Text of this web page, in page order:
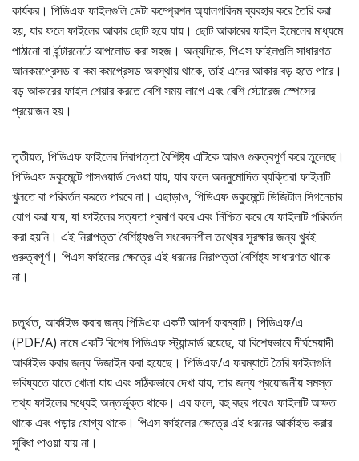
কার্যকর। পিডিএফ ফাইলগুলি ডেটা কম্প্রেশন অ্যালগরিদম ব্যবহার করে তৈরি করা
হয়, যার ফলে ফাইলের আকার ছোট হয়ে যায়। ছোট আকারের ফাইল ইমেলের মাধ্যমে
পাঠানো বা ইন্টারনেটে আপলোড করা সহজ। অন্যদিকে, পিএস ফাইলগুলি সাধারণত
আনকমপ্রেসড বা কম কমপ্রেসড অবস্থায় থাকে, তাই এদের আকার বড় হতে পারে।
বড় আকারের ফাইল শেয়ার করতে বেশি সময় লাগে এবং বেশি স্টোরেজ স্পেসের
প্রয়োজন হয়।
তৃতীয়ত, পিডিএফ ফাইলের নিরাপত্তা বৈশিষ্ট্য এটিকে আরও গুরুত্বপূর্ণ করে তুলেছে।
পিডিএফ ডকুমেন্টে পাসওয়ার্ড দেওয়া যায়, যার ফলে অননুমোদিত ব্যক্তিরা ফাইলটি
খুলতে বা পরিবর্তন করতে পারবে না। এছাড়াও, পিডিএফ ডকুমেন্টে ডিজিটাল সিগনেচার
যোগ করা যায়, যা ফাইলের সত্যতা প্রমাণ করে এবং নিশ্চিত করে যে ফাইলটি পরিবর্তন
করা হয়নি। এই নিরাপত্তা বৈশিষ্ট্যগুলি সংবেদনশীল তথ্যের সুরক্ষার জন্য খুবই
গুরুত্বপূর্ণ। পিএস ফাইলের ক্ষেত্রে এই ধরনের নিরাপত্তা বৈশিষ্ট্য সাধারণত থাকে
না।
চতুর্থত, আর্কাইভ করার জন্য পিডিএফ একটি আদর্শ ফরম্যাট। পিডিএফ/এ
(PDF/A) নামে একটি বিশেষ পিডিএফ স্ট্যান্ডার্ড রয়েছে, যা বিশেষভাবে দীর্ঘমেয়াদী
আর্কাইভ করার জন্য ডিজাইন করা হয়েছে। পিডিএফ/এ ফরম্যাটে তৈরি ফাইলগুলি
ভবিষ্যতে যাতে খোলা যায় এবং সঠিকভাবে দেখা যায়, তার জন্য প্রয়োজনীয় সমস্ত
তথ্য ফাইলের মধ্যেই অন্তর্ভুক্ত থাকে। এর ফলে, বহু বছর পরেও ফাইলটি অক্ষত
থাকে এবং পড়ার যোগ্য থাকে। পিএস ফাইলের ক্ষেত্রে এই ধরনের আর্কাইভ করার
সুবিধা পাওয়া যায় না।